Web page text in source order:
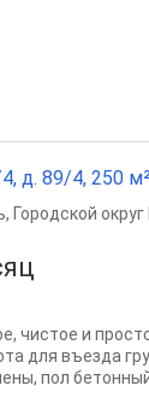
д. 89/4, 250
, Городской
чистое и
для въезда
пол